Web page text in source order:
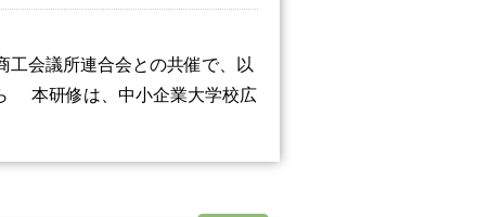
会議所連合会との共催で、以
本研修は、中小企業大学校広